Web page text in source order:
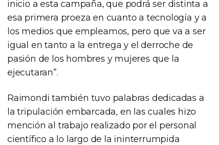
inicio a esta campaña, que podrá ser distinta a
esa primera proeza en cuanto a tecnología y a
los medios que empleamos, pero que va a ser
igual en tanto a la entrega y el derroche de
pasión de los hombres y mujeres que la
ejecutaran”.
Raimondi también tuvo palabras dedicadas a
la tripulación embarcada, en las cuales hizo
mención al trabajo realizado por el personal
científico a lo largo de la ininterrumpida